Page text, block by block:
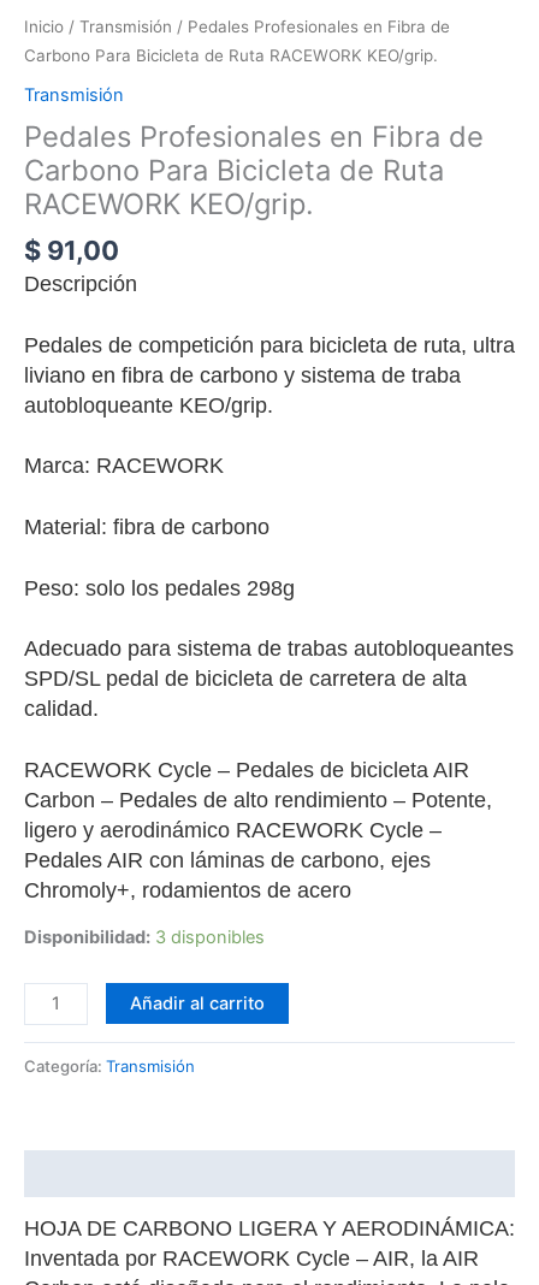
Inicio / Transmisión / Pedales Profesionales en Fibra de
Carbono Para Bicicleta de Ruta RACEWORK KEO/grip.
Transmisión
Pedales Profesionales en Fibra de
Carbono Para Bicicleta de Ruta
RACEWORK KEO/grip.
$ 91,00
Descripción
Pedales de competición para bicicleta de ruta, ultra
liviano en fibra de carbono y sistema de traba
autobloqueante KEO/grip.
Marca: RACEWORK
Material: fibra de carbono
Peso: solo los pedales 298g
Adecuado para sistema de trabas autobloqueantes
SPD/SL pedal de bicicleta de carretera de alta
calidad.
RACEWORK Cycle – Pedales de bicicleta AIR
Carbon – Pedales de alto rendimiento – Potente,
ligero y aerodinámico RACEWORK Cycle –
Pedales AIR con láminas de carbono, ejes
Chromoly+, rodamientos de acero
Disponibilidad: 3 disponibles
Añadir al carrito
Categoría: Transmisión
HOJA DE CARBONO LIGERA Y AERODINÁMICA:
Inventada por RACEWORK Cycle – AIR, la AIR